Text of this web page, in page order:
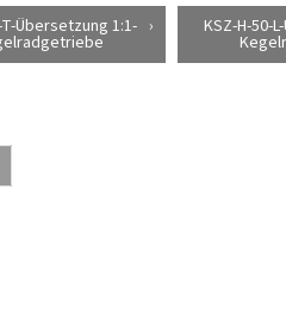
T-Übersetzung 1:1- KSZ-H-50-